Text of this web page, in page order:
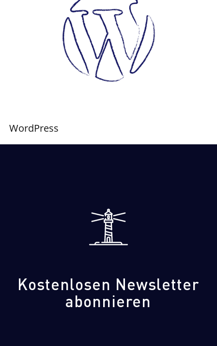
WordPress
Kostenlosen Newsletter
abonnieren